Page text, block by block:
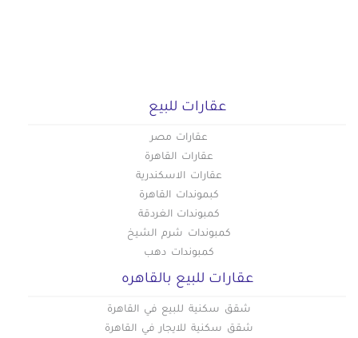
عقارات للبيع
عقارات مصر
عقارات القاهرة
عقارات الاسكندرية
كبموندات القاهرة
كمبوندات الغردقة
كمبوندات شرم الشيخ
كمبوندات دهب
عقارات للبيع بالقاهره
شقق سكنية للبيع في القاهرة
شقق سكنية للايجار في القاهرة